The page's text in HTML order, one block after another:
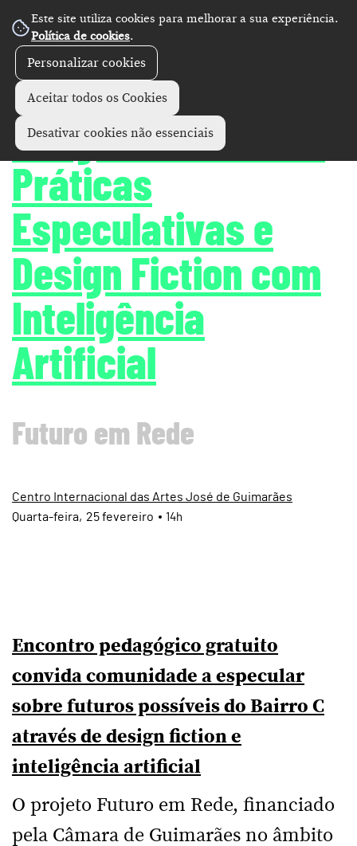
Este site utiliza cookies para melhorar a sua experiência.
Política de cookies.
Personalizar cookies
Aceitar todos os Cookies
Desativar cookies não essenciais
Conferências +
Imaginar o Futuro :
Práticas
Especulativas e
Design Fiction com
Inteligência
Artificial
Futuro em Rede
Centro Internacional das Artes José de Guimarães
25fevereiro
Quarta 14h
Encontro pedagógico gratuito
convida comunidade a especular
sobre futuros possíveis do Bairro C
através de design fiction e
inteligência artificial
O projeto Futuro em Rede, financiado
pela Câmara de Guimarães no âmbito